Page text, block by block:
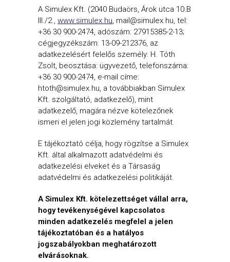
A Simulex Kft. (2040 Budaörs, Árok utca 10.B
III./2., www.simulex.hu, mail@simulex.hu, tel:
+36 30 900-2474, adószám: 27915385-2-13;
cégjegyzékszám: 13-09-212376, az
adatkezelésért felelős személy: H. Tóth
Zsolt, beosztása: ügyvezető, telefonszáma:
+36 30 900-2474, e-mail címe:
htoth@simulex.hu, a továbbiakban Simulex
Kft. szolgáltató, adatkezelő), mint
adatkezelő, magára nézve kötelezőnek
ismeri el jelen jogi közlemény tartalmát.
E tájékoztató célja, hogy rögzítse a Simulex
Kft. által alkalmazott adatvédelmi és
adatkezelési elveket és a Társaság
adatvédelmi és adatkezelési politikáját.
A Simulex Kft. kötelezettséget vállal arra,
hogy tevékenységével kapcsolatos
minden adatkezelés megfelel a jelen
tájékoztatóban és a hatályos
jogszabályokban meghatározott
elvárásoknak.